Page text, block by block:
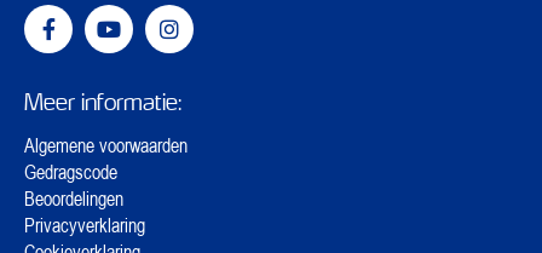
Meer informatie:
Algemene voorwaarden
Gedragscode
Beoordelingen
Privacyverklaring